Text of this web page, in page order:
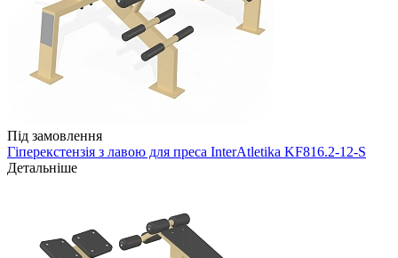
Під замовлення
Гіперекстензія з лавою для преса InterAtletika KF816.2-12-S
Детальніше